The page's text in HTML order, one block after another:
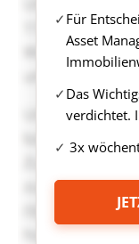
Für
Asset
Das
verdichtet.
3x